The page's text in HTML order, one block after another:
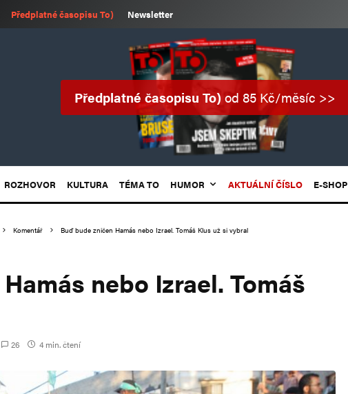
Předplatné časopisu To) Newsletter
Předplatné časopisu To)od 85 Kč/měsíc >>
ROZHOVOR KULTURA TÉMA TO HUMOR AKTUÁLNÍ ČÍSLO E-SHOP
Komentář Buď bude zničen Hamás nebo Izrael. Tomáš Klus už si vybral
nebo Izrael. Tomáš
26 4 min. čtení